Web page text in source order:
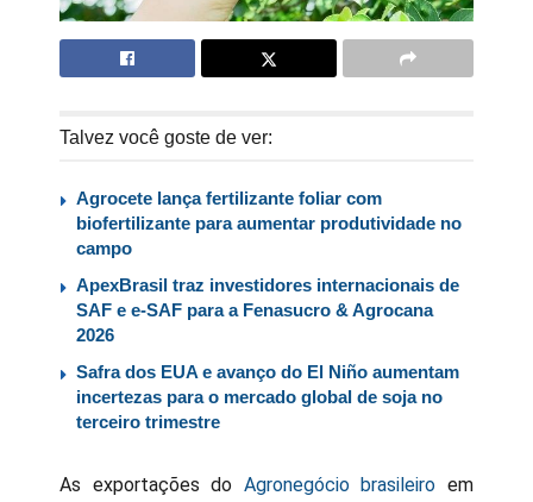
Talvez você goste de ver:
Agrocete lança fertilizante foliar com
biofertilizante para aumentar produtividade no
campo
ApexBrasil traz investidores internacionais de
SAF e e-SAF para a Fenasucro & Agrocana
2026
Safra dos EUA e avanço do El Niño aumentam
incertezas para o mercado global de soja no
terceiro trimestre
As exportações do Agronegócio brasileiro em